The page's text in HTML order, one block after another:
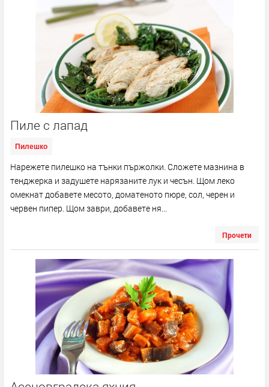
Пиле с лапад
Пилешко
Нарежете пилешко на тънки пържолки. Сложете мазнина в
тенджерка и задушете нарязаните лук и чесън. Щом леко
омекнат добавете месото, доматеното пюре, сол, черен и
червен пипер. Щом заври, добавете ня...
Прочети